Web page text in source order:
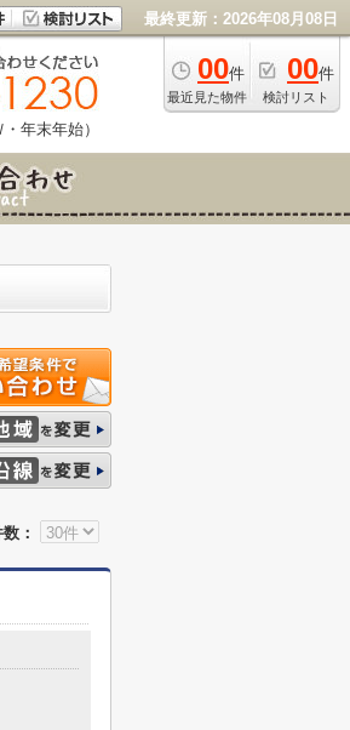
最終更新：2026年08月08日
00件
最近見た物件
00件
検討リスト
年末年始）
：